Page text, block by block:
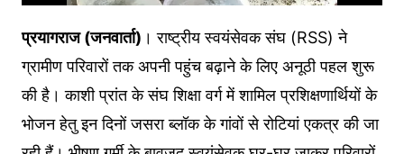
प्रयागराज (जनवार्ता) । राष्ट्रीय स्वयंसेवक संघ (RSS) ने
ग्रामीण परिवारों तक अपनी पहुंच बढ़ाने के लिए अनूठी पहल शुरू
की है। काशी प्रांत के संघ शिक्षा वर्ग में शामिल प्रशिक्षणार्थियों के
भोजन हेतु इन दिनों जसरा ब्लॉक के गांवों से रोटियां एकत्र की जा